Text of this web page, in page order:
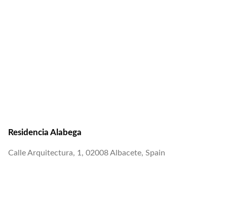
Residencia Alabega
Calle Arquitectura, 1, 02008 Albacete, Spain